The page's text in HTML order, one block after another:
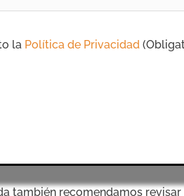
la Política de Privacidad
también recomendamos